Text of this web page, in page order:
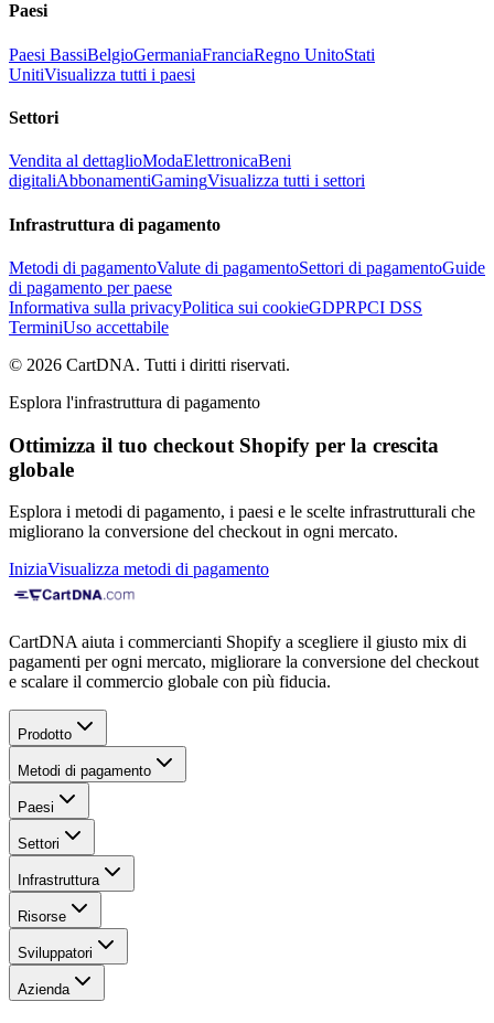
Paesi
Paesi BassiBelgioGermaniaFranciaRegno UnitoStati
UnitiVisualizza tutti i paesi
Settori
Vendita al dettaglioModaElettronicaBeni
digitaliAbbonamentiGamingVisualizza tutti i settori
Infrastruttura di pagamento
Metodi di pagamentoValute di pagamentoSettori di pagamentoGuide
di pagamento per paese
Informativa sulla privacyPolitica sui cookieGDPRPCI DSS
TerminiUso accettabile
© 2026 CartDNA. Tutti i diritti riservati.
Esplora l'infrastruttura di pagamento
Ottimizza il tuo checkout Shopify per la crescita
globale
Esplora i metodi di pagamento, i paesi e le scelte infrastrutturali che
migliorano la conversione del checkout in ogni mercato.
IniziaVisualizza metodi di pagamento
CartDNA aiuta i commercianti Shopify a scegliere il giusto mix di
pagamenti per ogni mercato, migliorare la conversione del checkout
e scalare il commercio globale con più fiducia.
Prodotto
Metodi di pagamento
Paesi
Settori
Infrastruttura
Risorse
Sviluppatori
Azienda